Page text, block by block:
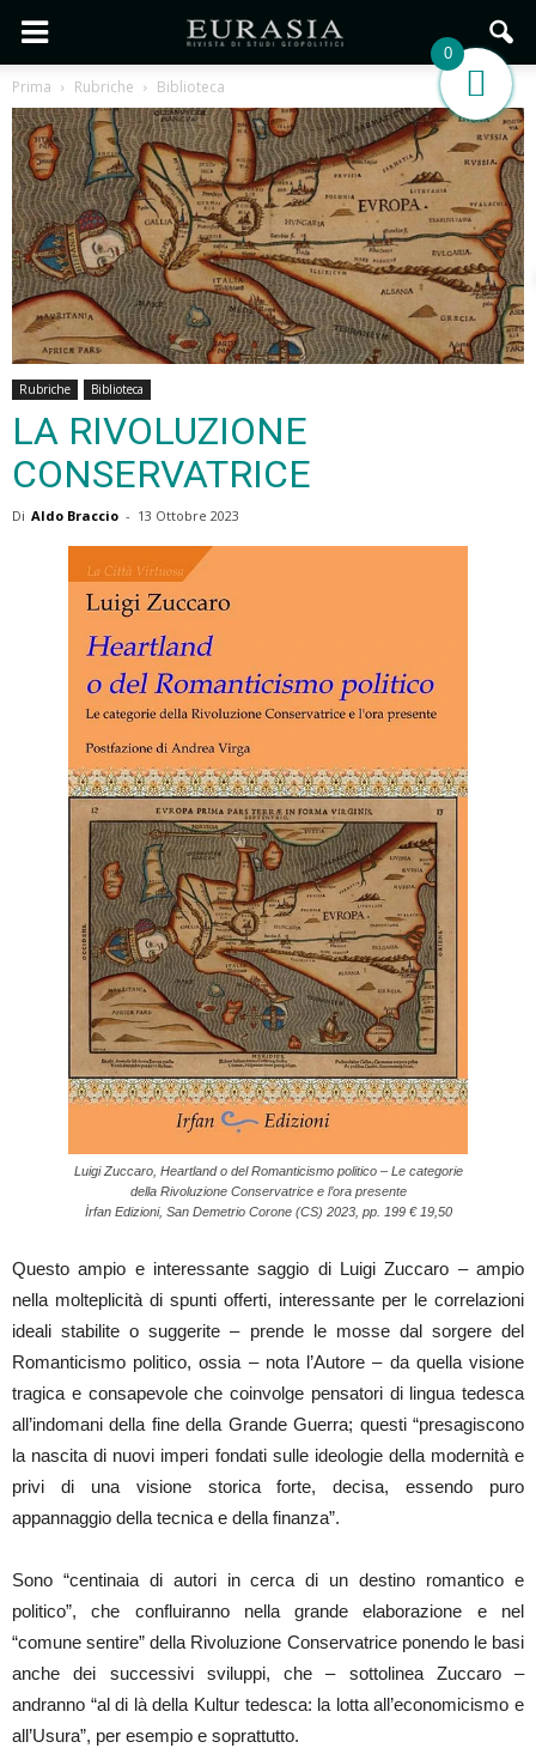
Prima Rubriche Biblioteca
Rubriche Biblioteca
LA RIVOLUZIONE
CONSERVATRICE
Di Aldo Braccio - 13 Ottobre 2023
Luigi Zuccaro, Heartland o del Romanticismo politico – Le categorie
della Rivoluzione Conservatrice e l’ora presente
İrfan Edizioni, San Demetrio Corone (CS) 2023, pp. 199 € 19,50
Questo ampio e interessante saggio di Luigi Zuccaro – ampio
nella molteplicità di spunti offerti, interessante per le correlazioni
ideali stabilite o suggerite – prende le mosse dal sorgere del
Romanticismo politico, ossia – nota l’Autore – da quella visione
tragica e consapevole che coinvolge pensatori di lingua tedesca
all’indomani della fine della Grande Guerra; questi “presagiscono
la nascita di nuovi imperi fondati sulle ideologie della modernità e
privi di una visione storica forte, decisa, essendo puro
appannaggio della tecnica e della finanza”.
Sono “centinaia di autori in cerca di un destino romantico e
politico”, che confluiranno nella grande elaborazione e nel
“comune sentire” della Rivoluzione Conservatrice ponendo le basi
anche dei successivi sviluppi, che – sottolinea Zuccaro –
andranno “al di là della Kultur tedesca: la lotta all’economicismo e
all’Usura”, per esempio e soprattutto.
0